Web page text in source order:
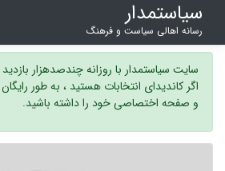
سیاستمدار
رسانه اهالی سیاست و فرهنگ
سایت سیاستمدار با روزانه چندصدهزار
اگر کاندیدای انتخابات هستید ، به طور
و صفحه اختصاصی خود را داشته باشید.